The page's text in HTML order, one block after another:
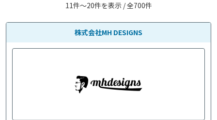
11件〜20件を表示 / 全700件
株式会社MH DESIGNS